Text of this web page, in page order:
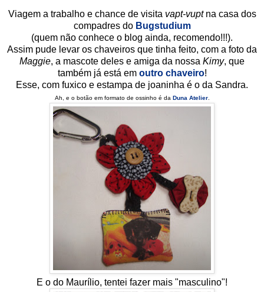
Viagem a trabalho e chance de visita vapt-vuptna casa dos
compadres do Bugstudium
(quem não conhece o blog ainda, recomendo!!!).
Assim pude levar os chaveiros que tinha feito, com a foto da
Maggie, a mascote deles e amiga da nossa Kimy, que
também já está em outro chaveiro!
Esse, com fuxico e estampa de joaninha é o da Sandra.
Ah, e o botão em formato de ossinho é da Duna Atelier.
E o do Maurílio, tentei fazer mais "masculino"!